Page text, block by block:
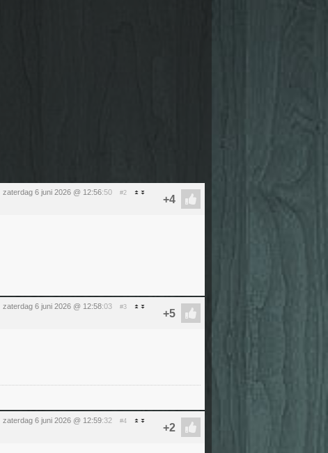
zaterdag 6 juni 2026 @ 12:56:50 #2
zaterdag 6 juni 2026 @ 12:58:03 #3
zaterdag 6 juni 2026 @ 12:59:32 #4